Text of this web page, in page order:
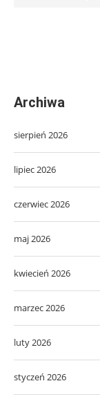
Archiwa
sierpień 2026
lipiec 2026
czerwiec 2026
maj 2026
kwiecień 2026
marzec 2026
luty 2026
styczeń 2026